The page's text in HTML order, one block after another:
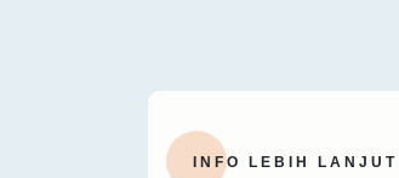
INFO LEBIH LANJUT